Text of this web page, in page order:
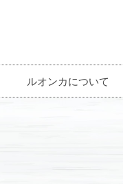
ルオンカについて